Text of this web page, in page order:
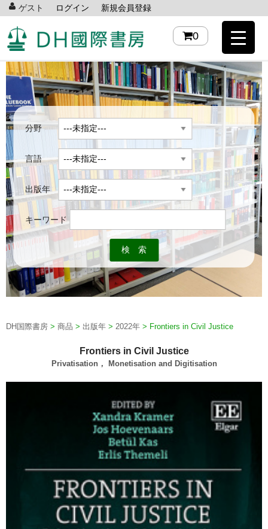
ゲスト ログイン 新規会員登録
0
分野
言語
出版年
キーワード
DH国際書房 > 商品 > 出版年 > 2022年 > Frontiers in Civil Justice
Frontiers in Civil Justice
Privatisation， Monetisation and Digitisation